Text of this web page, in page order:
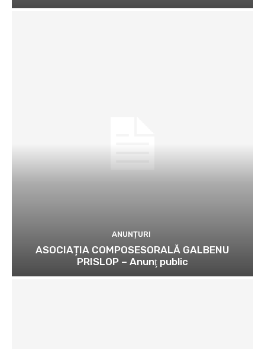
ANUNȚURI
ASOCIAȚIA COMPOSESORALĂ GALBENU
PRISLOP – Anunţ public